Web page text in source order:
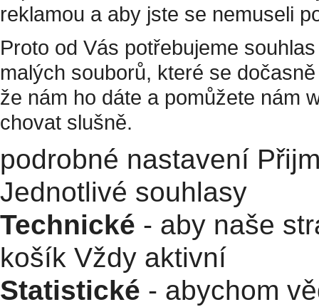
reklamou a aby jste se nemuseli
Proto od Vás potřebujeme
malých souborů, které se
že nám ho dáte a pomůžete nám
chovat slušně.
podrobné nastavení
Jednotlivé souhlasy
Technické - aby naše
košík Vždy aktivní
Statistické - abychom